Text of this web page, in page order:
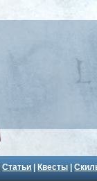
|Статьи Квесты |